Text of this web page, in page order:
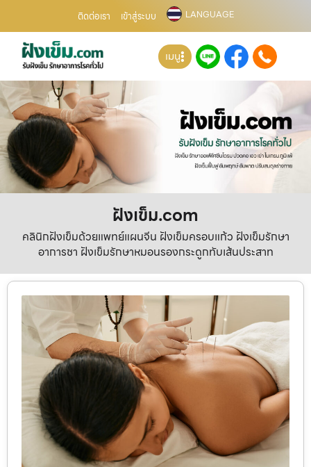
ติดต่อเรา เข้าสู่ระบบ LANGUAGE
เมนู
ฝังเข็ม.com
คลินิกฝังเข็มด้วยแพทย์แผนจีน ฝังเข็มครอบแก้ว ฝังเข็มรักษา
อาการชา ฝังเข็มรักษาหมอนรองกระดูกทับเส้นประสาท